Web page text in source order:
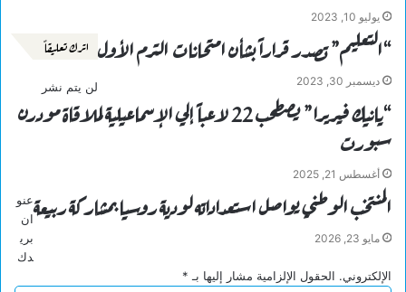
يوليو 10, 2023
“التعليم” تصدر قراراً بشأن امتحانات الترم الأول
ديسمبر 30, 2023
“يانيك فيريرا” يصطحب 22 لاعباً إلي الإسماعيلية لملاقاة مودرن
سبورت
أغسطس 21, 2025
المنتخب الوطني يواصل استعداداته لودية روسيا بمشاركة ربيعة
مايو 23, 2026
اترك تعليقاً
لن يتم نشر
عنو
ان
بري
دك
الإلكتروني. الحقول الإلزامية مشار إليها بـ *